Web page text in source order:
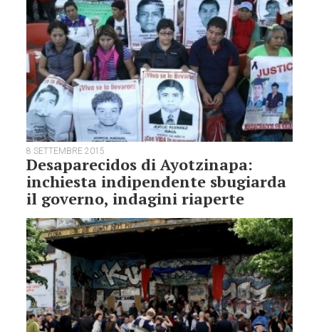
8 SETTEMBRE 2015
Desaparecidos di Ayotzinapa:
inchiesta indipendente sbugiarda
il governo, indagini riaperte